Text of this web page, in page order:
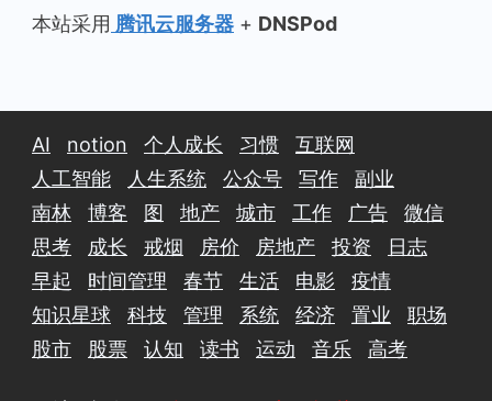
本站采用 腾讯云服务器 + DNSPod
AI notion 个人成长 习惯
互联网
人工智能
人生系统 公众号 写作
副业
南林
博客 图 地产 城市 工作 广告
微信
思考
成长 戒烟 房价 房地产 投资
日志
早起
时间管理 春节 生活 电影
疫情
知识星球
科技 管理 系统 经济 置业
职场
股市
股票 认知 读书 运动 音乐 高考